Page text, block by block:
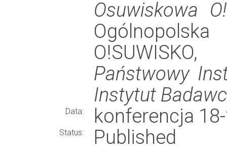
Osuwiskowa
Państwowy
Instytut
Data: konferencja
Status:
Published